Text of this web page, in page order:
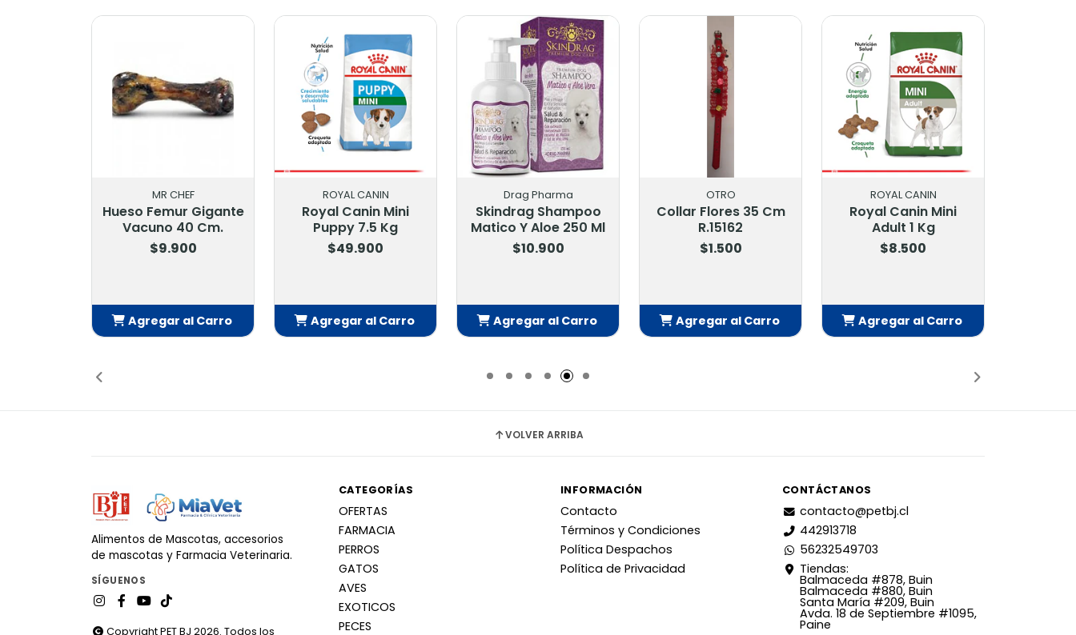
MR CHEF
Hueso Femur Gigante
Vacuno 40 Cm.
$9.900
Agregar al Carro
ROYAL CANIN
Royal Canin Mini
Puppy 7.5 Kg
$49.900
Agregar al Carro
Drag Pharma
Skindrag Shampoo
Matico Y Aloe 250 Ml
$10.900
Agregar al Carro
OTRO
Collar Flores 35 Cm
R.15162
$1.500
Agregar al Carro
ROYAL CANIN
Royal Canin Mini
Adult 1 Kg
$8.500
Agregar al Carro
VOLVER ARRIBA
Alimentos de Mascotas, accesorios
de mascotas y Farmacia Veterinaria.
SÍGUENOS
Copyright PET BJ 2026. Todos los
CATEGORÍAS
OFERTAS
FARMACIA
PERROS
GATOS
AVES
EXOTICOS
PECES
INFORMACIÓN
Contacto
Términos y Condiciones
Política Despachos
Política de Privacidad
CONTÁCTANOS
contacto@petbj.cl
442913718
56232549703
Tiendas:
Balmaceda #878, Buin
Balmaceda #880, Buin
Santa María #209, Buin
Avda. 18 de Septiembre #1095,
Paine